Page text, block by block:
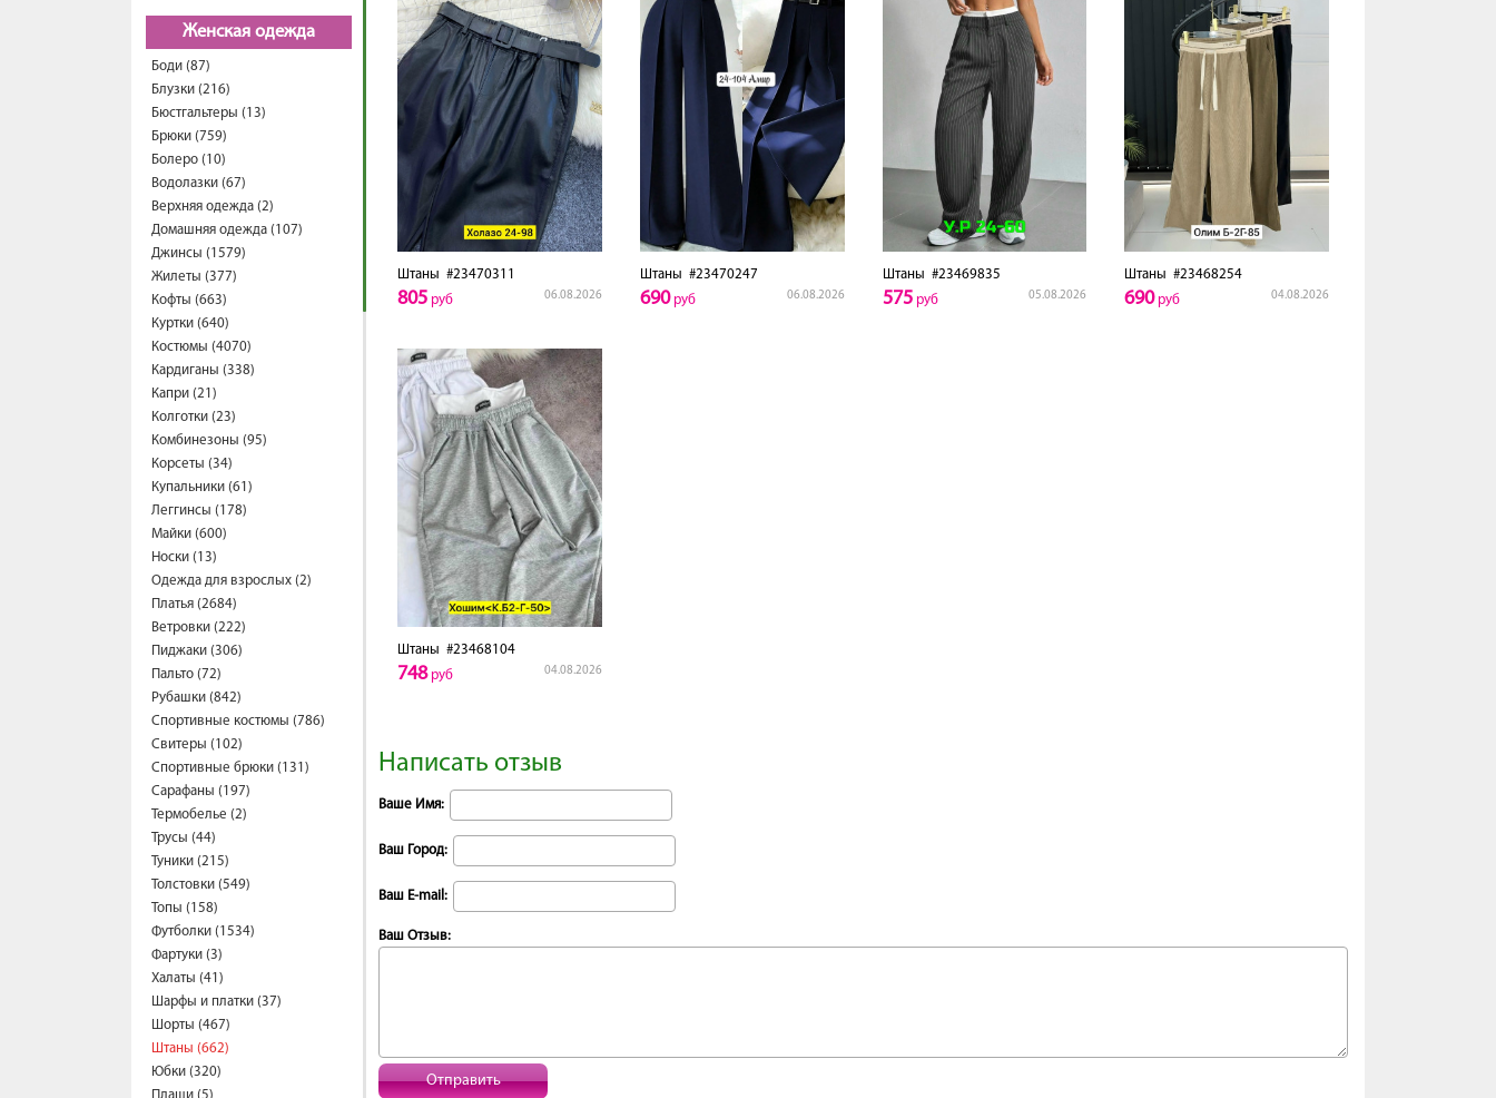
Женская одежда
Боди (87)
Блузки (216)
Бюстгальтеры (13)
Брюки (759)
Болеро (10)
Водолазки (67)
Верхняя одежда (2)
Домашняя одежда (107)
Джинсы (1579)
Жилеты (377)
Кофты (663)
Куртки (640)
Костюмы (4070)
Кардиганы (338)
Капри (21)
Колготки (23)
Комбинезоны (95)
Корсеты (34)
Купальники (61)
Леггинсы (178)
Майки (600)
Носки (13)
Одежда для взрослых (2)
Платья (2684)
Ветровки (222)
Пиджаки (306)
Пальто (72)
Рубашки (842)
Спортивные костюмы (786)
Свитеры (102)
Спортивные брюки (131)
Сарафаны (197)
Термобелье (2)
Трусы (44)
Туники (215)
Толстовки (549)
Топы (158)
Футболки (1534)
Фартуки (3)
Халаты (41)
Шарфы и платки (37)
Шорты (467)
Штаны (662)
Юбки (320)
Штаны #23470311
06.08.2026
805 руб
Штаны #23470247
06.08.2026
690руб
Штаны #23469835
05.08.2026
575руб
Штаны #23468254
04.08.2026
690руб
Штаны #23468104
04.08.2026
748руб
Написать отзыв
Ваше Имя:
Ваш Город:
Ваш E-mail:
Ваш Отзыв:
Отправить